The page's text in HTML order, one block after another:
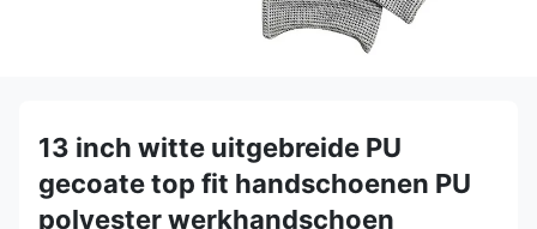
13 inch witte uitgebreide PU
gecoate top fit handschoenen PU
polyester werkhandschoen